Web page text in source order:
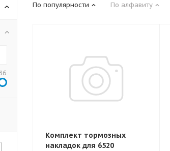
По популярности По алфавиту
Комплект тормозных
накладок для 6520